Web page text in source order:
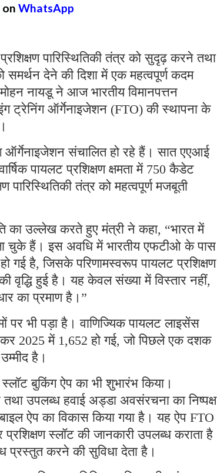
WhatsApp
पारिस्थितिकी तंत्र को सुदृढ़ करने तथा
देने की दिशा में एक महत्वपूर्ण कदम
नायडू ने आज भारतीय विमानपत्तन
ट्रेनिंग ऑर्गेनाइजेशन (FTO) की स्थापना के
ऑर्गेनाइजेशन संचालित हो रहे हैं। सात एएआई
पायलट प्रशिक्षण क्षमता में 750 कैडेट
पारिस्थितिकी तंत्र को महत्वपूर्ण मजबूती
का उल्लेख करते हुए मंत्री ने कहा, “भारत में
चुके हैं। इस अवधि में भारतीय एफटीओ के पास
गई है, जिसके परिणामस्वरूप पायलट प्रशिक्षण
वृद्धि हुई है। यह केवल संख्या में विस्तार नहीं,
का प्रमाण है।”
पर भी पड़ा है। वाणिज्यिक पायलट लाइसेंस
2025 में 1,652 हो गई, जो पिछले एक दशक
है।
बुकिंग ऐप का भी शुभारंभ किया।
उपलब्ध हवाई अड्डा अवसंरचना का निष्पक्ष
ऐप का विकास किया गया है। यह ऐप FTO
स्लॉट की जानकारी उपलब्ध कराता है
प्रस्तुत करने की सुविधा देता है।